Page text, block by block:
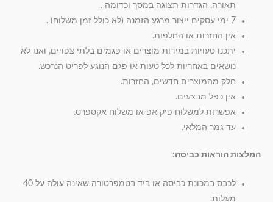
תאורה, הגדרות תצוגה במסך וכדומה .
7 ימי עסקים ייצור מרגע הזמנה (לא כולל זמן משלוח) .
אין החזרות או החלפות.
יתכנו טעויות במידות מוצרים או פגמים בלתי צפויים, ואנו לא
נושאים באחריות לכל טעות או פגם הנוגע לפריט הנרכש.
חלק מהמוצרים חדשים, החזרות.
אין כפל מבצעים.
אפשרות למשלוח פיק אפ או משלוח אקספרס.
עד גמר המלאי.
המלצות הוראות כביסה:
לכבס במכונת כביסה או ביד בטמפרטורה שאינה עולה על 40
מעלות.